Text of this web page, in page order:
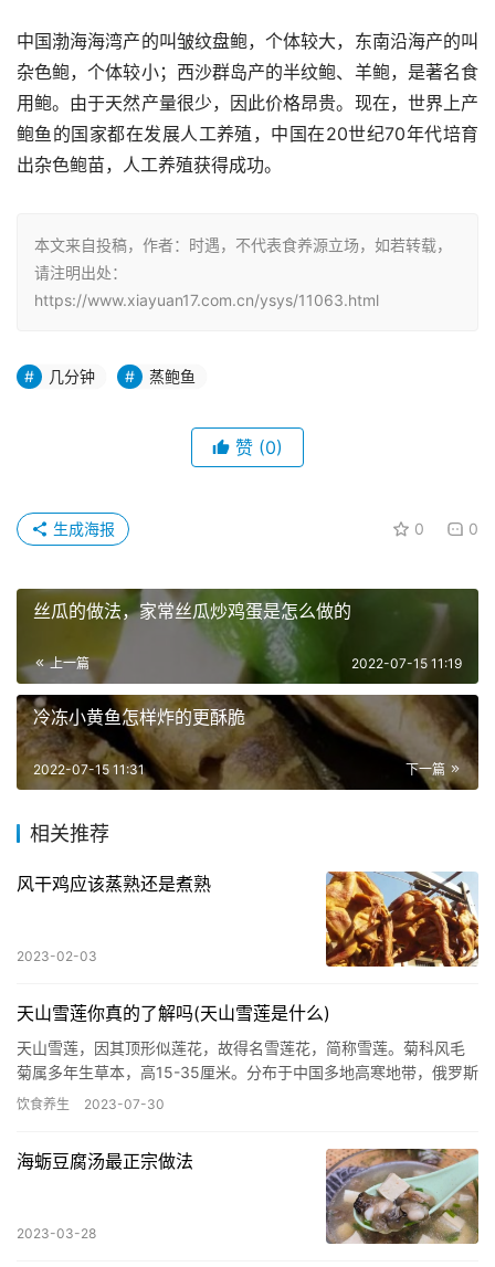
中国渤海海湾产的叫皱纹盘鲍，个体较大，东南沿海产的叫
杂色鲍，个体较小；西沙群岛产的半纹鲍、羊鲍，是著名食
用鲍。由于天然产量很少，因此价格昂贵。现在，世界上产
鲍鱼的国家都在发展人工养殖，中国在20世纪70年代培育
出杂色鲍苗，人工养殖获得成功。
本文来自投稿，作者：时遇，不代表食养源立场，如若转载，
请注明出处：
https://www.xiayuan17.com.cn/ysys/11063.html
几分钟 蒸鲍鱼
赞 (0)
0 0
生成海报
丝瓜的做法，家常丝瓜炒鸡蛋是怎么做的
上一篇 2022-07-15 11:19
冷冻小黄鱼怎样炸的更酥脆
下一篇
2022-07-15 11:31
相关推荐
风干鸡应该蒸熟还是煮熟
2023-02-03
天山雪莲你真的了解吗(天山雪莲是什么)
天山雪莲，因其顶形似莲花，故得名雪莲花，简称雪莲。菊科风毛
菊属多年生草本，高15-35厘米。分布于中国多地高寒地带，俄罗斯
及哈萨克斯坦生长于高山雪线附近的岩缝、石壁和冰磺砾石滩中，…
饮食养生 2023-07-30
海蛎豆腐汤最正宗做法
2023-03-28